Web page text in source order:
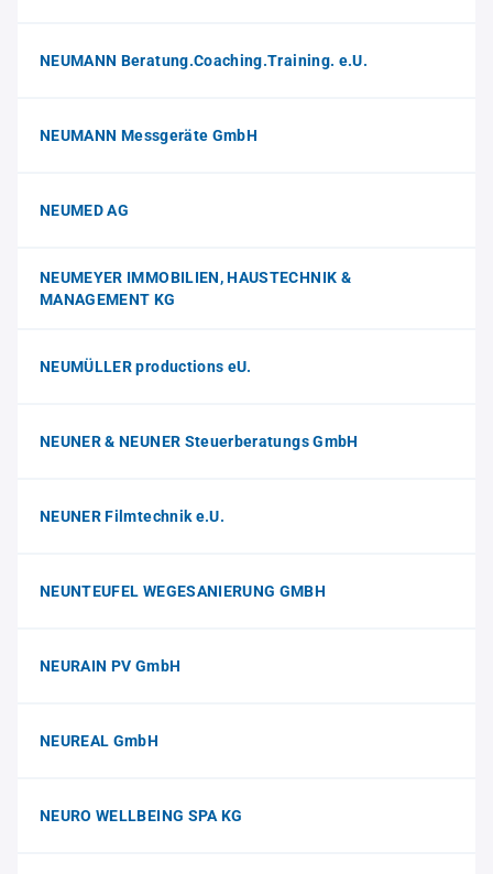
NEUMANN Beratung.Coaching.Training. e.U.
NEUMANN Messgeräte GmbH
NEUMED AG
NEUMEYER IMMOBILIEN, HAUSTECHNIK &
MANAGEMENT KG
NEUMÜLLER productions eU.
NEUNER & NEUNER Steuerberatungs GmbH
NEUNER Filmtechnik e.U.
NEUNTEUFEL WEGESANIERUNG GMBH
NEURAIN PV GmbH
NEUREAL GmbH
NEURO WELLBEING SPA KG